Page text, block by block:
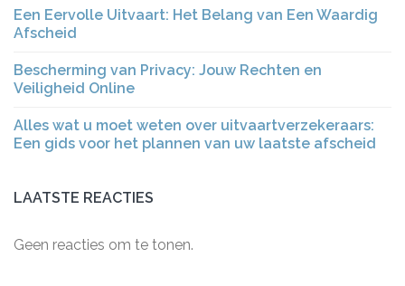
Een Eervolle Uitvaart: Het Belang van Een Waardig
Afscheid
Bescherming van Privacy: Jouw Rechten en
Veiligheid Online
Alles wat u moet weten over uitvaartverzekeraars:
Een gids voor het plannen van uw laatste afscheid
LAATSTE REACTIES
Geen reacties om te tonen.